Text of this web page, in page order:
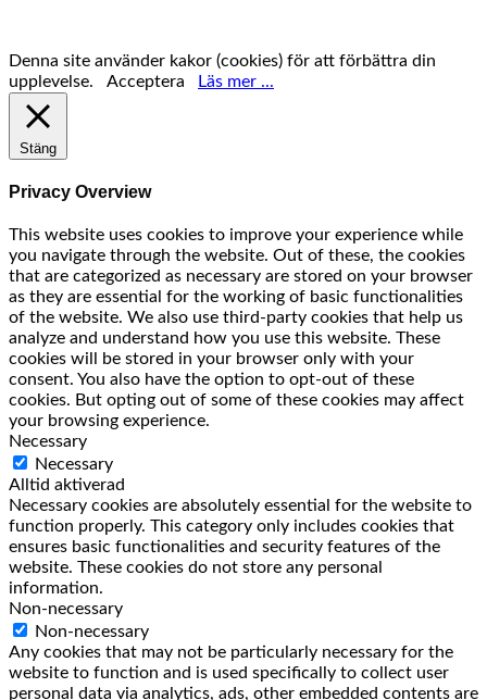
Denna site använder kakor (cookies) för att förbättra din
upplevelse. Acceptera Läs mer ...
Stäng
Privacy Overview
This website uses cookies to improve your experience while
you navigate through the website. Out of these, the cookies
that are categorized as necessary are stored on your browser
as they are essential for the working of basic functionalities
of the website. We also use third-party cookies that help us
analyze and understand how you use this website. These
cookies will be stored in your browser only with your
consent. You also have the option to opt-out of these
cookies. But opting out of some of these cookies may affect
your browsing experience.
Necessary
Necessary
Alltid aktiverad
Necessary cookies are absolutely essential for the website to
function properly. This category only includes cookies that
ensures basic functionalities and security features of the
website. These cookies do not store any personal
information.
Non-necessary
Non-necessary
Any cookies that may not be particularly necessary for the
website to function and is used specifically to collect user
personal data via analytics, ads, other embedded contents are